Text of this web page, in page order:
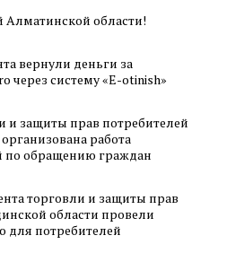
области!
вернули деньги за
через систему «E-otinish»
и защиты прав потребителей
работа
по обращению граждан
торговли и защиты прав
области провели
потребителей